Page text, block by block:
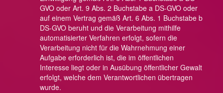
GVO oder Art. 9 Abs. 2 Buchstabe a DS-GVO oder
auf einem Vertrag gemäß Art. 6 Abs. 1 Buchstabe b
DS-GVO beruht und die Verarbeitung mithilfe
automatisierter Verfahren erfolgt, sofern die
Verarbeitung nicht für die Wahrnehmung einer
Aufgabe erforderlich ist, die im öffentlichen
Interesse liegt oder in Ausübung öffentlicher Gewalt
erfolgt, welche dem Verantwortlichen übertragen
wurde.